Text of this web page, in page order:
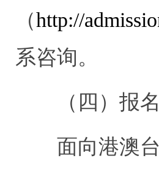
（http://
系咨询。
（四）报
面向港澳